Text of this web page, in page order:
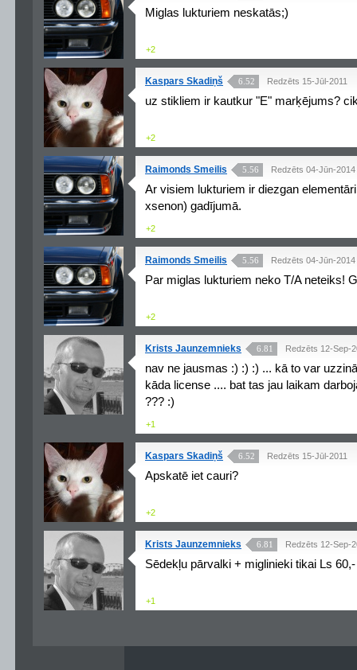
Miglas lukturiem neskatās;)
+2
Kaspars Skadiņš 6.52 Redzēts 15-Jūl-2011
uz stikliem ir kautkur "E" marķējums?
+2
Raimonds Smeilis 5.56 Redzēts 04-Jūn-2014
Ar visiem lukturiem ir diezgan
xsenon) gadījumā.
+2
Raimonds Smeilis 5.56 Redzēts 04-Jūn-2014
Par miglas lukturiem neko T/A neteiks!
+2
Krists Jaunzemnieks 6.81 Redzēts 12-Sep-
nav ne jausmas :) :) :) ... kā to var
kāda license .... bat tas jau laikam
??? :)
+1
Kaspars Skadiņš 6.52 Redzēts 15-Jūl-2011
Apskatē iet cauri?
+2
Krists Jaunzemnieks 6.81 Redzēts 12-Sep-
Sēdekļu pārvalki + miglinieki tikai Ls
+1